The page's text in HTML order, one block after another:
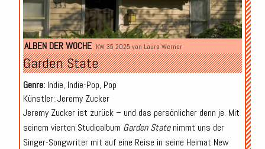
ALBEN DER WOCHE KW 35 2025 von Laura Werner
Garden State
Genre:Indie, Indie-Pop, Pop
Künstler: Jeremy Zucker
Jeremy Zucker ist zurück – und das persönlicher denn je. Mit
seinem vierten Studioalbum Garden Statenimmt uns der
Singer-Songwriter mit auf eine Reise in seine Heimat New